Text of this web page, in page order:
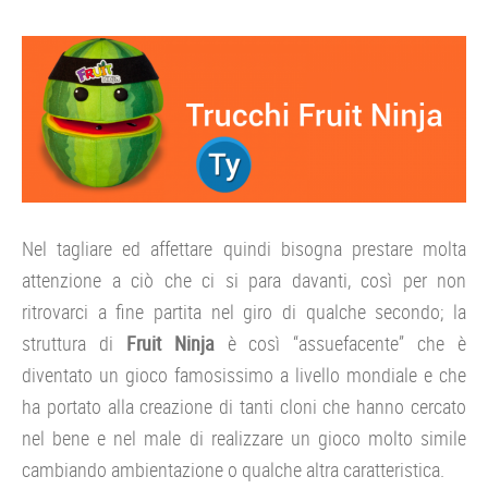
Nel tagliare ed affettare quindi bisogna prestare molta
attenzione a ciò che ci si para davanti, così per non
ritrovarci a fine partita nel giro di qualche secondo; la
struttura di Fruit Ninjaè così “assuefacente” che è
diventato un gioco famosissimo a livello mondiale e che
ha portato alla creazione di tanti cloni che hanno cercato
nel bene e nel male di realizzare un gioco molto simile
cambiando ambientazione o qualche altra caratteristica.